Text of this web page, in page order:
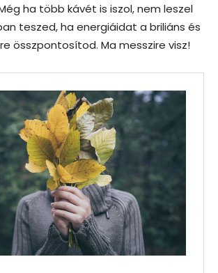
ha több kávét is iszol, nem leszel
teszed, ha energiáidat a briliáns és
összpontosítod. Ma messzire visz!